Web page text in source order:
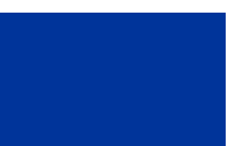
безпеки глухих